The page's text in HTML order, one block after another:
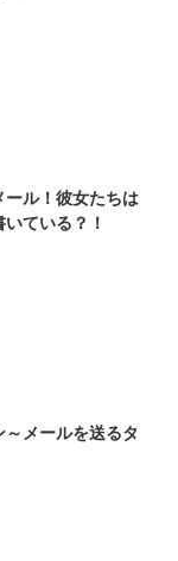
ール！彼女たちは
ている？！
メールを送るタ